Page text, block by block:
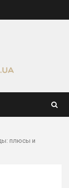
плюсы и